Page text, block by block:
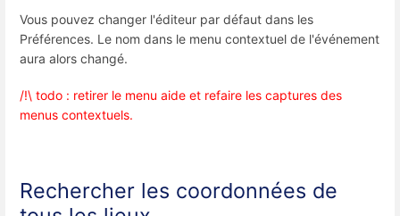
Vous pouvez changer l'éditeur par défaut dans les
Préférences. Le nom dans le menu contextuel de l'événement
aura alors changé.
/!\ todo : retirer le menu aide et refaire les captures des
menus contextuels.
Rechercher les coordonnées de